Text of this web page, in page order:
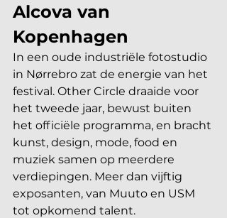
Alcova van
Kopenhagen
In een oude industriële fotostudio
in Nørrebro zat de energie van het
festival. Other Circle draaide voor
het tweede jaar, bewust buiten
het officiële programma, en bracht
kunst, design, mode, food en
muziek samen op meerdere
verdiepingen. Meer dan vijftig
exposanten, van Muuto en USM
tot opkomend talent.